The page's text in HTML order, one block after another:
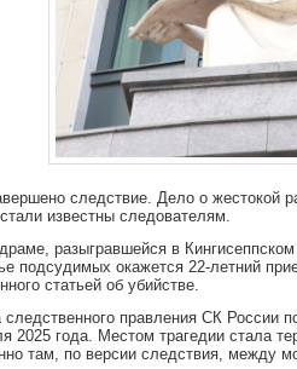
следствие. Дело о жестокой
известны следователям.
разыгравшейся в
подсудимых окажется 22-летний
статьей об убийстве.
правления СК России
2025 года. Местом трагедии стала
там, по версии следствия, между